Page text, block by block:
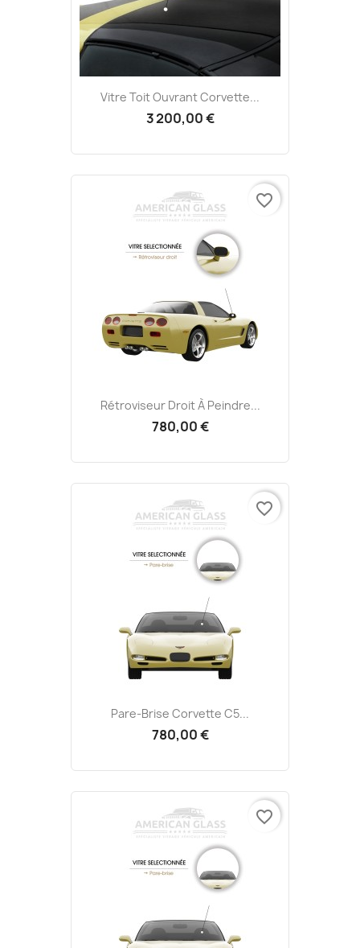
Vitre Toit Ouvrant Corvette...
3 200,00 €
Rétroviseur Droit À Peindre...
780,00 €
favorite_border
Pare-Brise Corvette C5...
780,00 €
favorite_border
favorite_border